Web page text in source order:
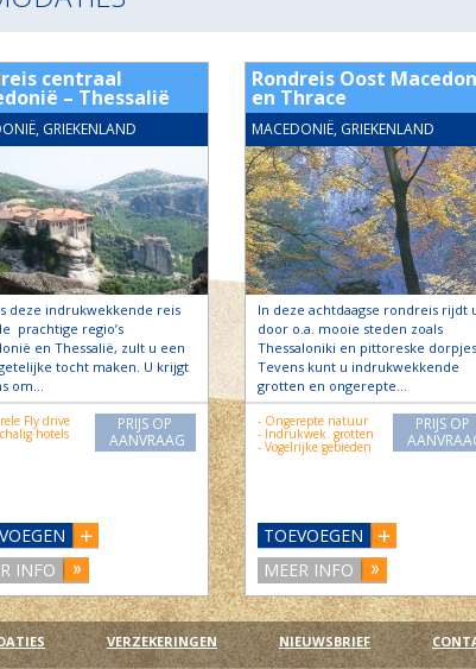
centraal
– Thessalië
GRIEKENLAND
deze indrukwekkende reis
prachtige regio’s
en Thessalië, zult u een
tocht maken. U krijgt
om…
Fly drive
hotels
PRIJS OP
AANVRAAG
INFO
Rondreis Oost
en Thrace
MACEDONIË, GRIEKENLAND
In deze achtdaagse rondreis rijdt
door o.a. mooie steden zoals
Thessaloniki en pittoreske dorpjes.
Tevens kunt u indrukwekkende
grotten en ongerepte…
- Ongerepte natuur
- Indrukwek. grotten
- Vogelrijke gebieden
PRIJS OP
TOEVOEGEN
MEER INFO
VERZEKERINGEN NIEUWSBRIEF